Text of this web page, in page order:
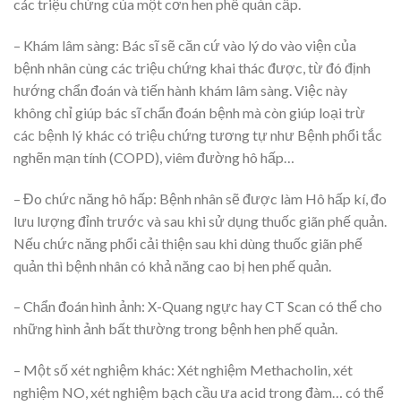
các triệu chứng của một cơn hen phế quản cấp.
– Khám lâm sàng: Bác sĩ sẽ căn cứ vào lý do vào viện của
bệnh nhân cùng các triệu chứng khai thác được, từ đó định
hướng chẩn đoán và tiến hành khám lâm sàng. Việc này
không chỉ giúp bác sĩ chẩn đoán bệnh mà còn giúp loại trừ
các bệnh lý khác có triệu chứng tương tự như Bệnh phổi tắc
nghẽn mạn tính (COPD), viêm đường hô hấp…
– Đo chức năng hô hấp: Bệnh nhân sẽ được làm Hô hấp kí, đo
lưu lượng đỉnh trước và sau khi sử dụng thuốc giãn phế quản.
Nếu chức năng phổi cải thiện sau khi dùng thuốc giãn phế
quản thì bệnh nhân có khả năng cao bị hen phế quản.
– Chẩn đoán hình ảnh: X-Quang ngực hay CT Scan có thể cho
những hình ảnh bất thường trong bệnh hen phế quản.
– Một số xét nghiệm khác: Xét nghiệm Methacholin, xét
nghiệm NO, xét nghiệm bạch cầu ưa acid trong đàm… có thể